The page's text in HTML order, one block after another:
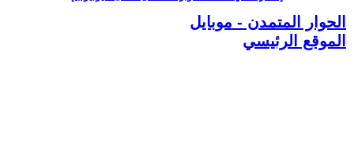
الحوار المتمدن - موبايل
الموقع الرئيسي